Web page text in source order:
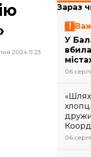
2024 11:23
Зараз
У
06
«Шлях
06